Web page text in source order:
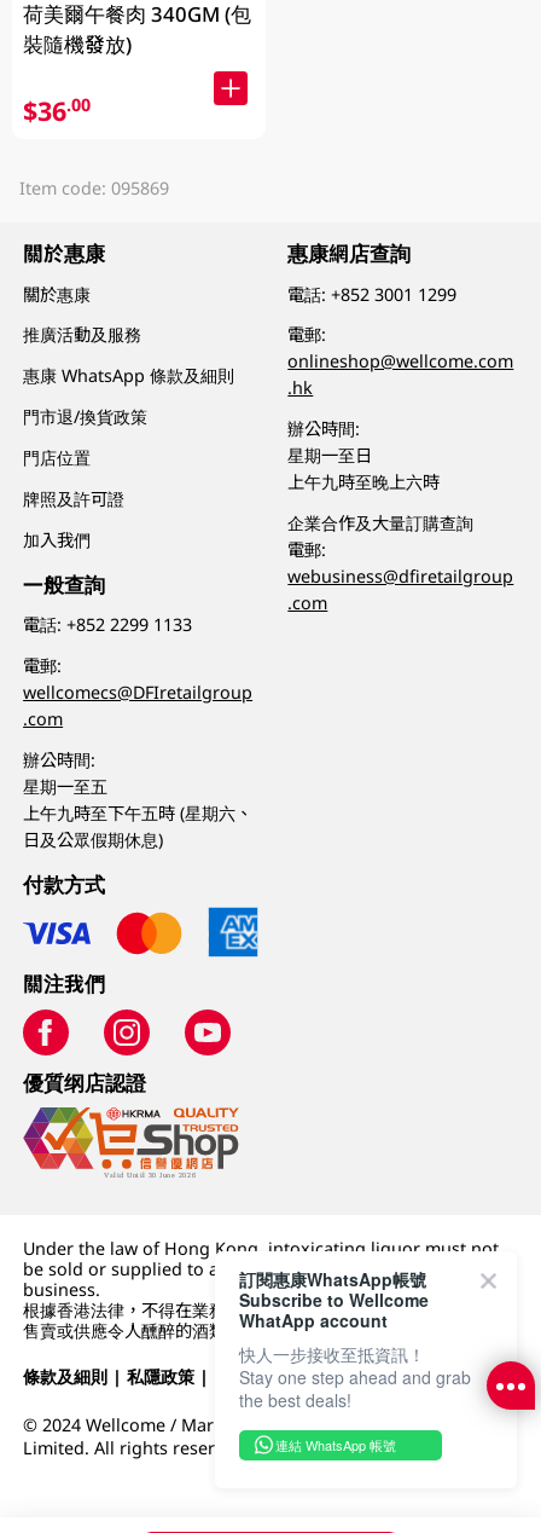
荷美爾午餐肉 340GM (包
裝隨機發放)
$36.00
Item code: 095869
關於惠康
關於惠康
推廣活動及服務
惠康 WhatsApp 條款及細則
門市退/換貨政策
門店位置
牌照及許可證
加入我們
一般查詢
電話:+852 2299 1133
電郵:
wellcomecs@DFIretailgroup
.com
辦公時間:
星期一至五
上午九時至下午五時 (星期六、
日及公眾假期休息)
惠康網店查詢
電話:+852 3001 1299
電郵:
onlineshop@wellcome.com
.hk
辦公時間:
星期一至日
上午九時至晚上六時
企業合作及大量訂購查詢
電郵:
webusiness@dfiretailgroup
.com
付款方式
關注我們
優質纲店認證
Under the law of Hong Kong, intoxicating liquor must not
be sold or supplied to a minor (under 18) in the course of
business.
根據香港法律，不得在業務過程中，向未成年人 (18 歲以下人士)
售賣或供應令人醺醉的酒類。
條款及細則 |私隱政策 | DFI零售集團
© 2024 Wellcome / Market Place. The Dairy Farm Company
Limited. All rights reserved.
訂閱惠康WhatsApp帳號
Subscribe to Wellcome
WhatApp account
快人一步接收至抵資訊！
Stay one step ahead and grab
the best deals!
連結 WhatsApp 帳號